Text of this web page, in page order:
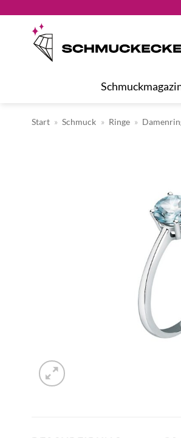
springen
Start » Schmuck » Ringe »